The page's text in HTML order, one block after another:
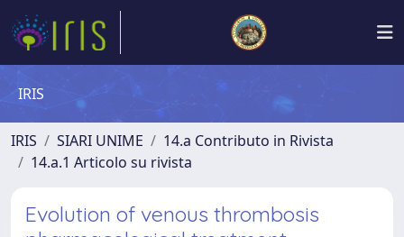
IRIS
IRIS SIARI UNIME
14.a Contributo in Rivista
14.a.1 Articolo su rivista
Evolution of venous thrombosis